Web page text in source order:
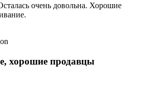
очень довольна. Хорошие
хорошие продавцы